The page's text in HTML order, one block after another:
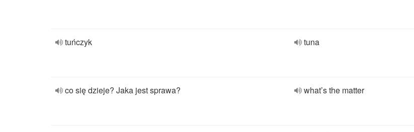
tuńczyk tuna
co się dzieje? Jaka jest sprawa? what’s the matter